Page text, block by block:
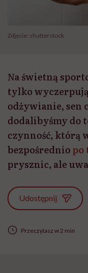
Zdjęcie: shutterstock
Na świetną
tylko
odżywianie, sen
dodalibyśmy do
czynność, którą
bezpośrednio po
prysznic, ale
Udostępnij
Przeczytasz w 2 min